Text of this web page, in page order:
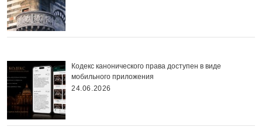
Кодекс канонического права доступен в виде
мобильного приложения
24.06.2026